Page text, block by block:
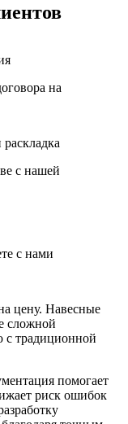
на
с нашей
с нами
цену. Навесные
сложной
с традиционной
помогает
риск ошибок